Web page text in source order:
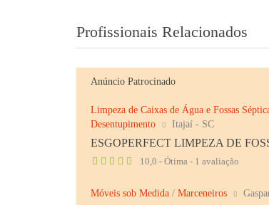
Profissionais Relacionados
Anúncio Patrocinado
Limpeza de Caixas de Água e Fossas
Desentupimento
Itajaí - SC
ESGOPERFECT LIMPEZA DE
10,0 - Ótima - 1 avaliação
Móveis sob Medida / Marceneiros